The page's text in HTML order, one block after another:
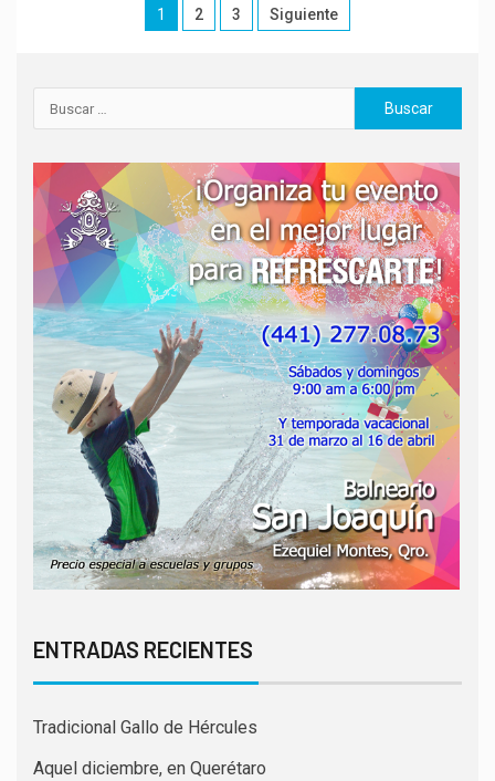
1 2 3 Siguiente
ENTRADAS RECIENTES
Tradicional Gallo de Hércules
Aquel diciembre, en Querétaro